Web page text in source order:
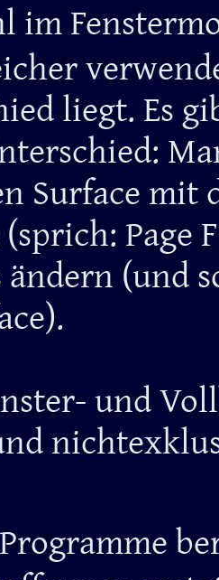
im
liegt. Es
Surface mit
Page
(und
und